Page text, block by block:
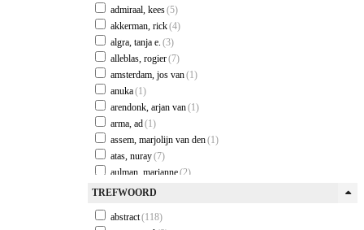
admiraal, kees(5)
akkerman, rick(4)
algra, tanja e. (3)
alleblas, rogier(7)
amsterdam, jos van(1)
anuka(1)
arendonk, arjan van(1)
arma, ad(1)
assem, marjolijn van den(1)
atas, nuray(7)
aulman, marianne(2)
baarsen, suzanne van
bakker, pauline
TREFWOORD
abstract(118)